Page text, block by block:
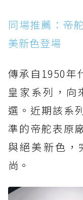
同場推薦：帝
美新色登場
傳承自1950年
皇家系列，向
選。近期該系
準的帝舵表原
與絕美新色，
尚。